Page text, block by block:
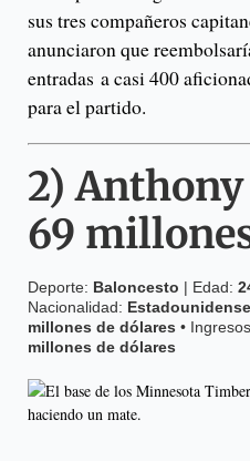
sus tres compañeros
anunciaron que
entradas a casi 400
para el partido.
2)
69
Deporte: Baloncesto | Edad:
Nacionalidad: Estadounidense
millones de dólares •
millones de dólares